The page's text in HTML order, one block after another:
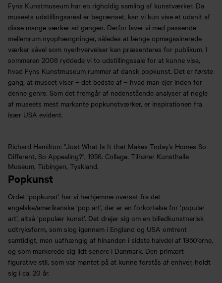
Fyns Kunstmuseum har en righoldig samling af kunstværker. Da
museets udstillingsareal er begrænset, kan vi kun vise et udsnit af
disse mange værker ad gangen. Derfor laver vi med passende
mellemrum nyophængninger, således at længe opmagasinerede
værker såvel som nyerhvervelser kan præsenteres for publikum. I
sommeren 2008 ryddede vi to udstillingssale for at kunne vise,
hvad Fyns Kunstmuseum rummer af dansk popkunst. Det er første
gang, at museet viser – det bedste af – hvad man ejer inden for
denne genre. Som det fremgår af nedenstående analyser af nogle
af museets mest markante popkunstværker, er inspirationen fra
især USA evident.
Richard Hamilton: "Just What Is It that Makes Today’s Homes So
Different, So Appealing?", 1956. Collage. Tilhører Kunsthalle
Museum, Tübingen, Tyskland.
Popkunst
Ordet ‘popkunst’ har vi herhjemme oversat fra det
engelske/amerikanske ‘pop art’, der er en forkortelse for ‘popular
art’, altså ‘populær kunst’. Det drejer sig om en billedkunstnerisk
udtryksform, som slog igennem i England og USA omtrent
samtidigt, men uafhængig af hinanden i sidste halvdel af 1950’erne,
og som markerede sig lidt senere i Danmark. Den primært
figurative stil, som var møntet på at kunne forstås af enhver, holdt
sig i ca. 20 år.